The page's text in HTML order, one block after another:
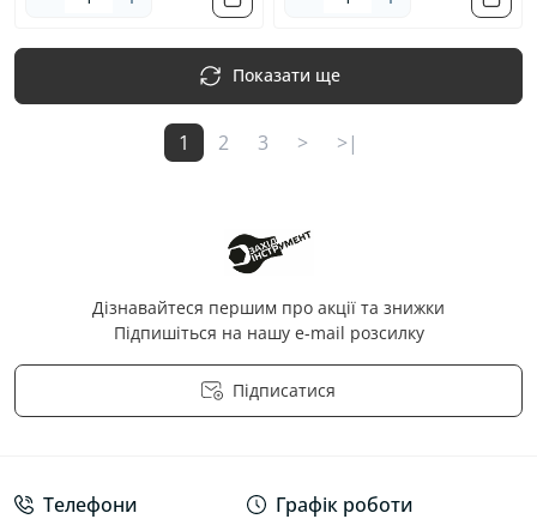
Показати ще
1 2 3 > >|
Дізнавайтеся першим про акції та знижки
Підпишіться на нашу e-mail розсилку
Підписатися
Телефони Графік роботи